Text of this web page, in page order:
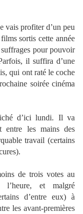
vais profiter d’un peu
sortis cette année
pour pouvoir
il suffira d’une
qui ont raté le coche
soirée cinéma
d’ici lundi. Il va
entre les mains des
travail (certains
de trois votes au
l’heure, et malgré
d’entre eux) à
les avant-premières